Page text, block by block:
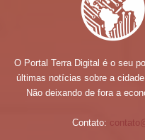
O Portal Terra Digital é o seu
últimas notícias sobre a
Não deixando de fora a
Contato: